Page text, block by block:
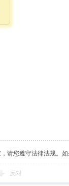
请您遵守法律法规。
反对